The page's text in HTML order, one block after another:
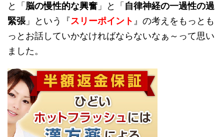
と「 脳の慢性的な興奮 」と「 自律神経の一過性の過
緊張 」という『 スリーポイント 』の考えをもっとも
っとお話していかなければならないなぁ～って思い
ました。